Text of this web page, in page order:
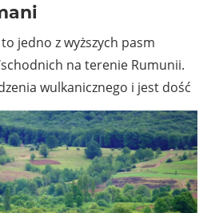
jedno z wyższych pasm
na terenie Rumunii.
wulkanicznego i jest dość